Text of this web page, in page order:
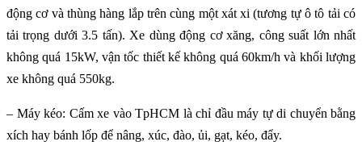
động cơ và thùng hàng lắp trên cùng một xát xi (tương tự ô tô tải có
tải trọng dưới 3.5 tấn). Xe dùng động cơ xăng, công suất lớn nhất
không quá 15kW, vận tốc thiết kế không quá 60km/h và khối lượng
xe không quá 550kg.
– Máy kéo: Cấm xe vào TpHCM là chỉ đầu máy tự di chuyển bằng
xích hay bánh lốp để nâng, xúc, đào, ủi, gạt, kéo, đẩy.